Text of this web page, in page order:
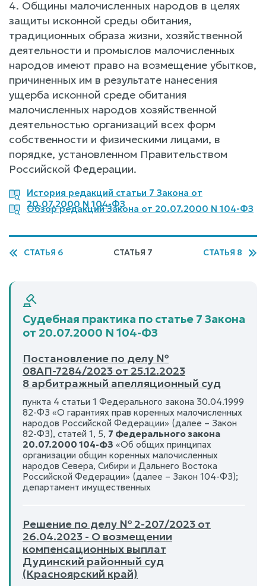
4. Общины малочисленных народов в целях
защиты исконной среды обитания,
традиционных образа жизни, хозяйственной
деятельности и промыслов малочисленных
народов имеют право на возмещение убытков,
причиненных им в результате нанесения
ущерба исконной среде обитания
малочисленных народов хозяйственной
деятельностью организаций всех форм
собственности и физическими лицами, в
порядке, установленном Правительством
Российской Федерации.
История редакций статьи 7 Закона от
20.07.2000 N 104-ФЗ
Обзор редакций Закона от 20.07.2000 N 104-ФЗ
СТАТЬЯ 6 СТАТЬЯ 7 СТАТЬЯ 8
Судебная практика по статье 7 Закона
от 20.07.2000 N 104-ФЗ
Постановление по делу №
08АП-7284/2023 от 25.12.2023
8 арбитражный апелляционный суд
пункта 4 статьи 1 Федерального закона 30.04.1999
82-ФЗ «О гарантиях прав коренных малочисленных
народов Российской Федерации» (далее – Закон
82-ФЗ), статей 1, 5, 7 Федерального закона
20.07.2000 104-ФЗ «Об общих принципах
организации общин коренных малочисленных
народов Севера, Сибири и Дальнего Востока
Российской Федерации» (далее – Закон 104-ФЗ);
департамент имущественных
Решение по делу № 2-207/2023 от
26.04.2023 - О возмещении
компенсационных выплат
Дудинский районный суд
(Красноярский край)